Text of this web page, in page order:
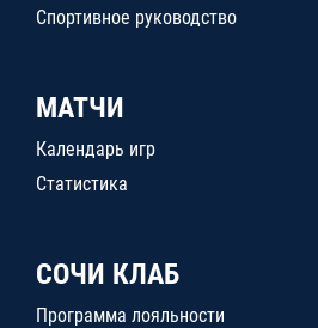
Спортивное руководство
МАТЧИ
Календарь игр
Статистика
СОЧИ КЛАБ
Программа лояльности